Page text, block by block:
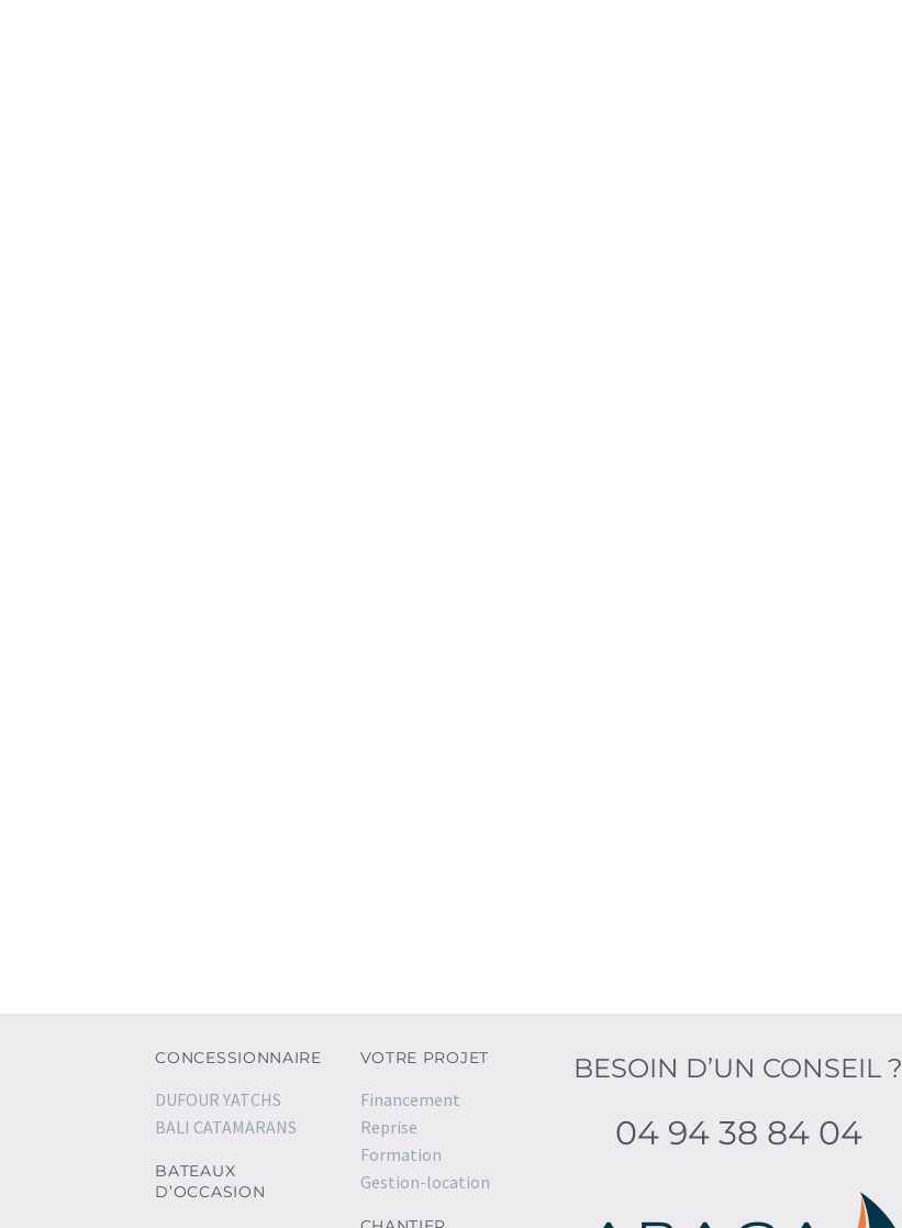
CONCESSIONNAIRE
DUFOUR YATCHS
BALI CATAMARANS
BATEAUX
D’OCCASION
VOTRE PROJET
Financement
Reprise
Formation
Gestion-location
BESOIN D’UN CONSEIL ?
04 94 38 84 04